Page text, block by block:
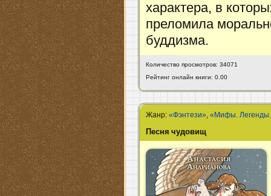
характера, в
преломила
буддизма.
Количество просмотров: 34071
Рейтинг онлайн книги: 0.00
Жанр:«Фэнтези» ,«Мифы.
Песня чудовищ